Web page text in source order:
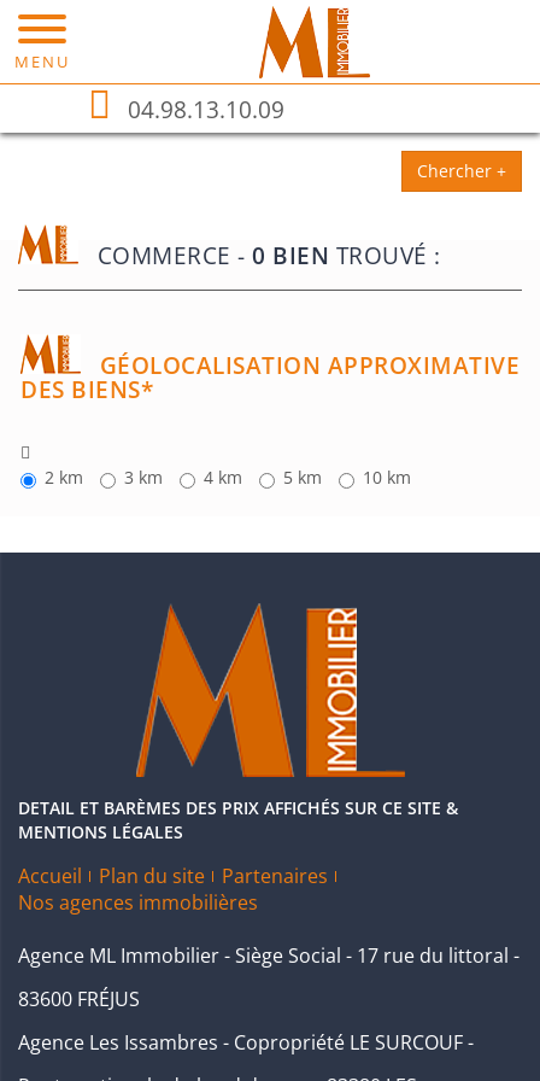
MENU
04.98.13.10.09
Chercher +
COMMERCE - 0 BIEN TROUVÉ :
GÉOLOCALISATION APPROXIMATIVE
DES BIENS*
2 km 3 km 4 km 5 km 10 km
DETAIL ET BARÈMES DES PRIX AFFICHÉS SUR CE SITE &
MENTIONS LÉGALES
Accueil Plan du site
Partenaires
Nos agences immobilières
Agence ML Immobilier - Siège Social - 17 rue du littoral -
83600 FRÉJUS
Agence Les Issambres - Copropriété LE SURCOUF -